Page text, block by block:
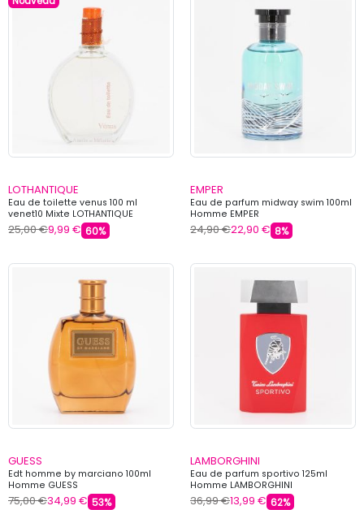
LOTHANTIQUE
Eau de toilette venus 100 ml
venet10 Mixte LOTHANTIQUE
25,00 €9,99 € 60%
EMPER
Eau de parfum midway swim 100ml
Homme EMPER
24,90 €22,90 € 8%
GUESS
Edt homme by marciano 100ml
Homme GUESS
75,00 €34,99 € 53%
LAMBORGHINI
Eau de parfum sportivo 125ml
Homme LAMBORGHINI
36,99 €13,99 € 62%